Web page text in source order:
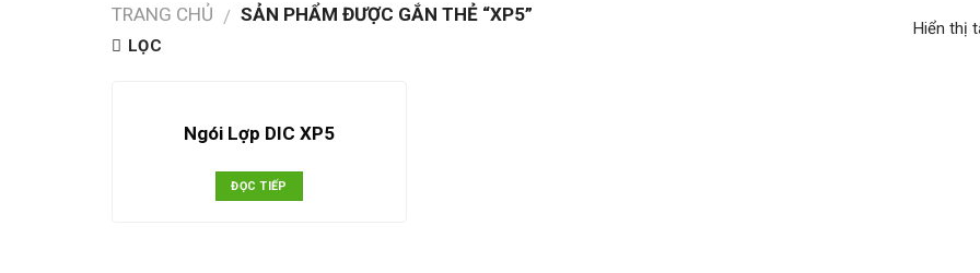
TRANG CHỦ / SẢN PHẨM ĐƯỢC GẮN THẺ “XP5”
LỌC
Hiển thị
Ngói Lợp DIC XP5
ĐỌC TIẾP